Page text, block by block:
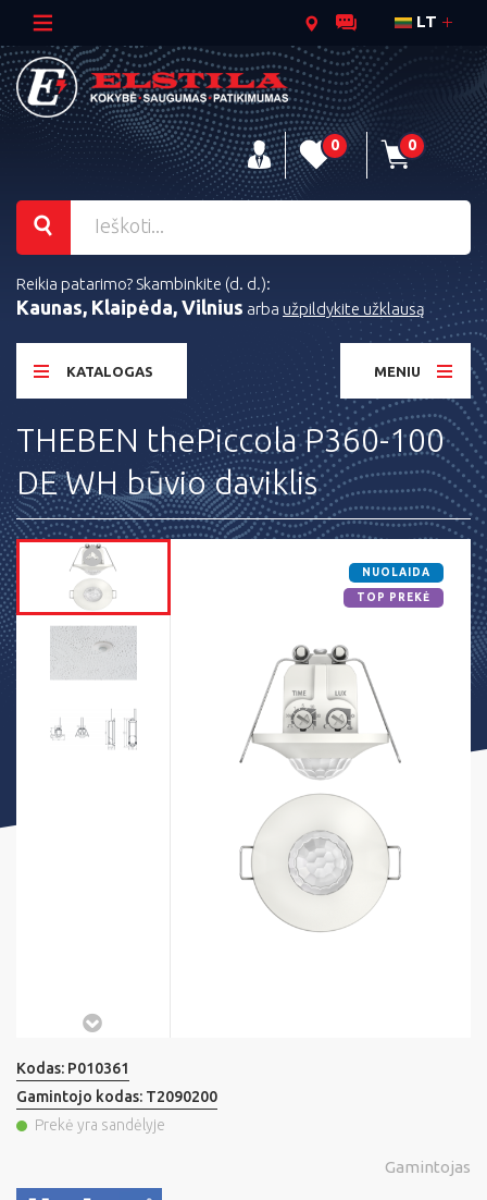
LT
0 0
Reikia patarimo? Skambinkite (d. d.):
Kaunas, Klaipėda, Vilnius arba užpildykite užklausą
KATALOGAS MENIU
THEBEN thePiccola P360-100
DE WH būvio daviklis
NUOLAIDA
TOP PREKĖ
Kodas: P010361
Gamintojo kodas: T2090200
Prekė yra sandėlyje
Gamintojas